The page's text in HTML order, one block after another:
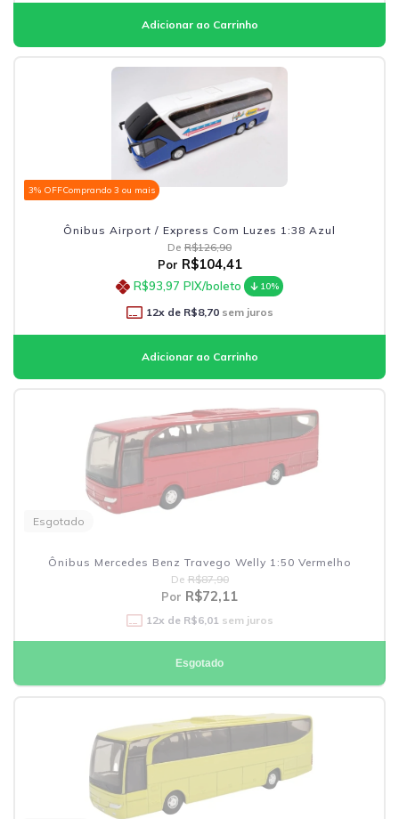
3% OFFComprando 3 ou mais
Ônibus Airport / Express Com Luzes 1:38 Azul
De R$126,90
Por R$104,41
R$93,97 PIX/boleto 10%
12x de R$8,70sem juros
Esgotado
Ônibus Mercedes Benz Travego Welly 1:50 Vermelho
De R$87,90
Por R$72,11
12x de R$6,01 sem juros
Esgotado